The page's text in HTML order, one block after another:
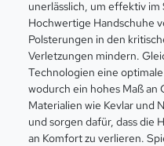
unerlässlich, um effektiv im
Hochwertige Handschuhe
Polsterungen in den
Verletzungen mindern.
Technologien eine
wodurch ein hohes Maß an
Materialien wie Kevlar und
und sorgen dafür, dass die
an Komfort zu verlieren.